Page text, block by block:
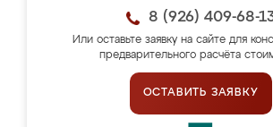
8 (926) 409-68-
Или оставьте заявку на сайте для
предварительного расчёта
ОСТАВИТЬ ЗАЯВКУ